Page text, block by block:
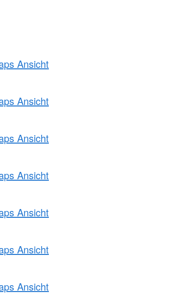
Ansicht
Ansicht
Ansicht
Ansicht
Ansicht
Ansicht
Ansicht